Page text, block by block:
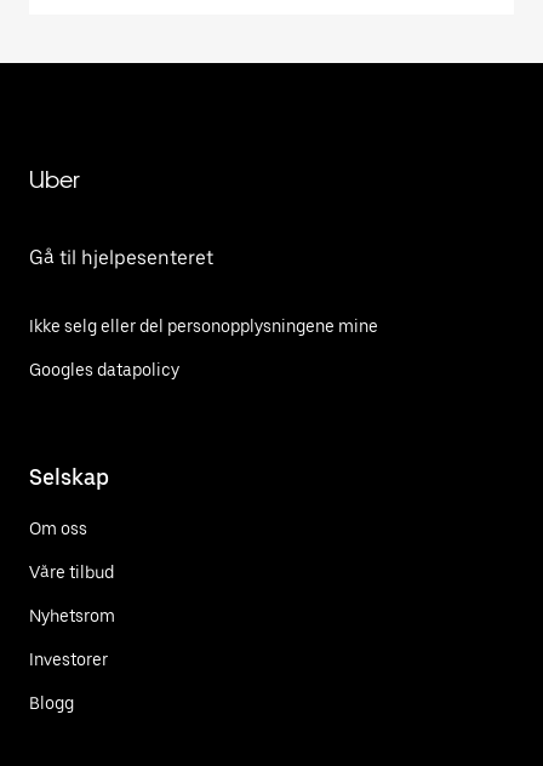
Uber
Gå til hjelpesenteret
Ikke selg eller del personopplysningene mine
Googles datapolicy
Selskap
Om oss
Våre tilbud
Nyhetsrom
Investorer
Blogg